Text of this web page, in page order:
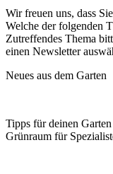
Wir freuen uns, dass
Welche der folgenden
Zutreffendes Thema
einen Newsletter
Neues aus dem Garten
Tipps für deinen
Grünraum für